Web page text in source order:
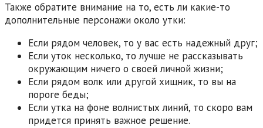
Также обратите внимание на то, есть ли какие-то
дополнительные персонажи около утки:
Если рядом человек, то у вас есть надежный друг;
Если уток несколько, то лучше не рассказывать
окружающим ничего о своей личной жизни;
Если рядом волк или другой хищник, то вы на
пороге беды;
Если утка на фоне волнистых линий, то скоро вам
придется принять важное решение.